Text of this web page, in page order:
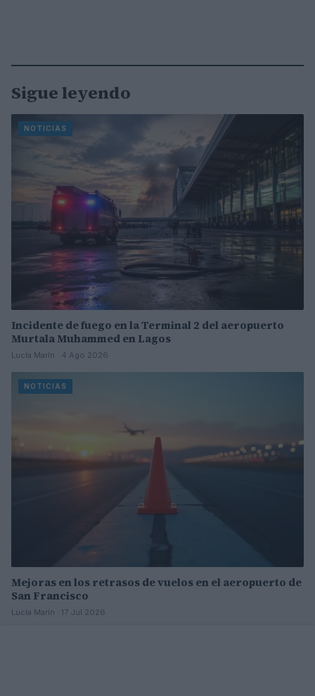
Sigue leyendo
NOTICIAS
Incidente de fuego en la Terminal 2 del aeropuerto
Murtala Muhammed en Lagos
Lucía Marín · 4 Ago 2026
NOTICIAS
Mejoras en los retrasos de vuelos en el aeropuerto de
San Francisco
Lucía Marín · 17 Jul 2026